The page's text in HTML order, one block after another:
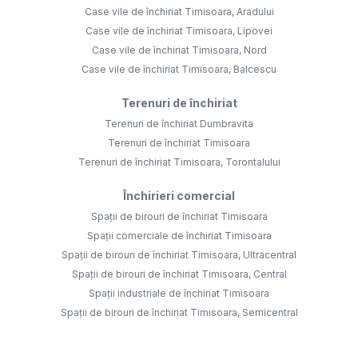
Case vile de închiriat Timisoara, Aradului
Case vile de închiriat Timisoara, Lipovei
Case vile de închiriat Timisoara, Nord
Case vile de închiriat Timisoara, Balcescu
Terenuri de închiriat
Terenuri de închiriat Dumbravita
Terenuri de închiriat Timisoara
Terenuri de închiriat Timisoara, Torontalului
Închirieri comercial
Spații de birouri de închiriat Timisoara
Spații comerciale de închiriat Timisoara
Spații de birouri de închiriat Timisoara, Ultracentral
Spații de birouri de închiriat Timisoara, Central
Spații industriale de închiriat Timisoara
Spații de birouri de închiriat Timisoara, Semicentral